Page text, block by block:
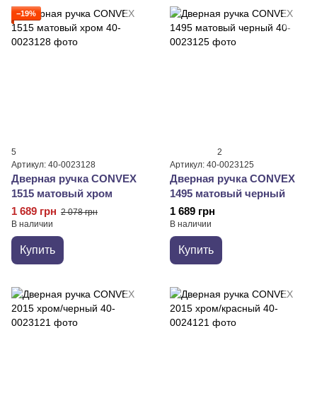
−19%
5
Артикул: 40-0023128
Дверная ручка CONVEX
1515 матовый хром
1 689 грн 2 078 грн
В наличии
Купить
2
Артикул: 40-0023125
Дверная ручка CONVEX
1495 матовый черный
1 689 грн
В наличии
Купить